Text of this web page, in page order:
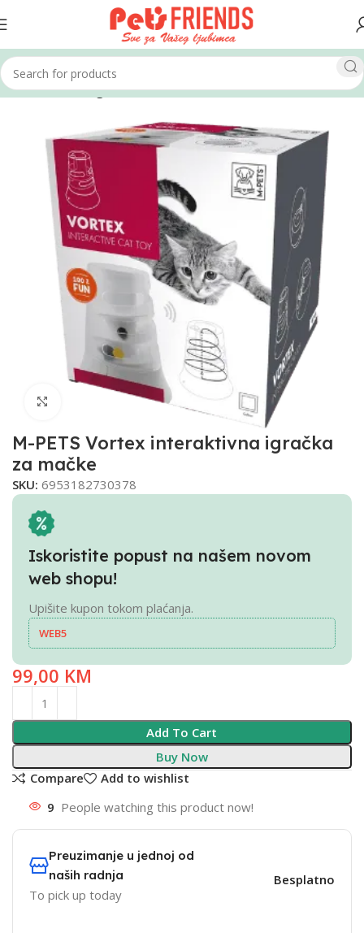
Home Mačke Igračke
Click to enlarge
M-PETS Vortex interaktivna igračka
za mačke
SKU: 6953182730378
Iskoristite popust na našem novom
web shopu!
Upišite kupon tokom plaćanja.
WEB5
99,00 KM
Add To Cart
Buy Now
Compare
Add to wishlist
9 People watching this product now!
Preuzimanje u jednoj od
naših radnja
To pick up today
Besplatno